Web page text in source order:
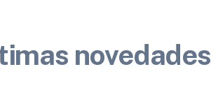
novedades